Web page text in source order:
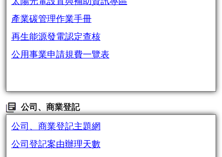
產業碳管理作業手冊
再生能源發電認定查核
公用事業申請規費一覽表
公司、商業登記
公司、商業登記主題網
公司登記案由辦理天數